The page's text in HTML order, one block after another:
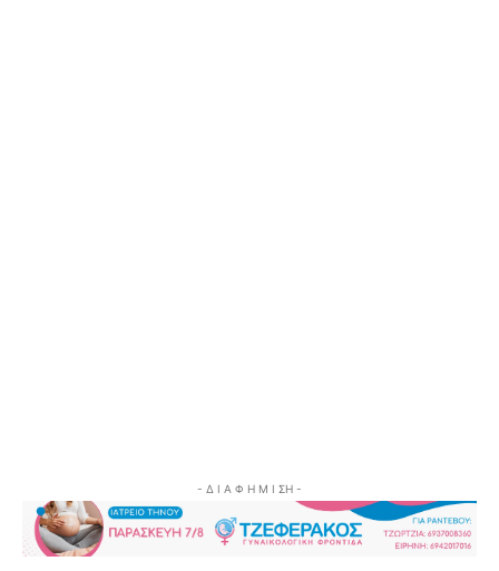
- Δ Ι Α Φ Η Μ Ι ΣΗ -